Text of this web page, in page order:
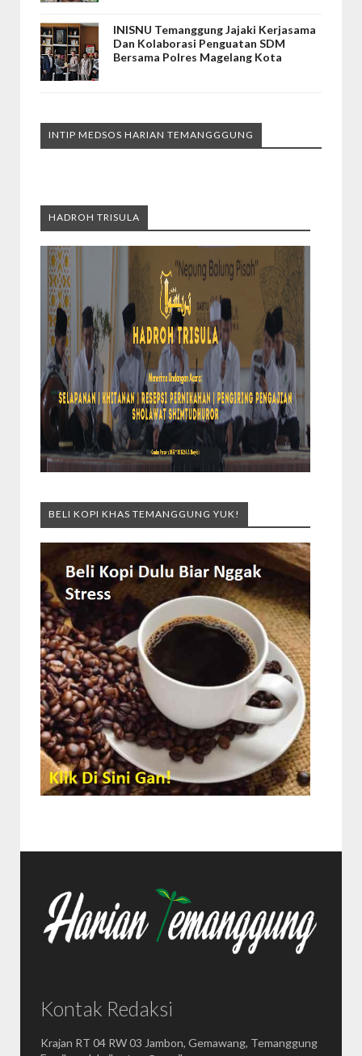
INISNU Temanggung Jajaki Kerjasama
Dan Kolaborasi Penguatan SDM
Bersama Polres Magelang Kota
INTIP MEDSOS HARIAN TEMANGGGUNG
HADROH TRISULA
BELI KOPI KHAS TEMANGGUNG YUK!
Kontak Redaksi
Krajan RT 04 RW 03 Jambon, Gemawang, Temanggung